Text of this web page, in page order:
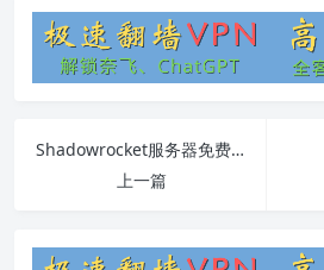
Shadowrocket服务器免费配置指南
上一篇